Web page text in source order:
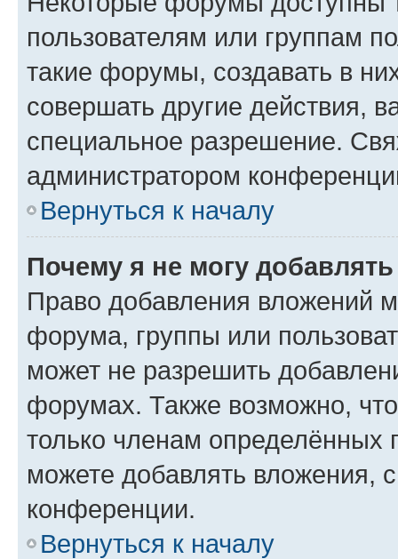
пользователям или группам
такие форумы, создавать в
совершать другие действия,
специальное разрешение.
администратором
Вернуться к началу
Почему я не могу
Право добавления вложений
форума, группы или
может не разрешить
форумах. Также возможно,
только членам определённых
можете добавлять вложения,
конференции.
Вернуться к началу